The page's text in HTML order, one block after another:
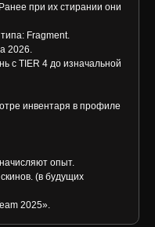
при их стирании они
Fragment.
2026.
с TIER 4 до изначальной
инвентаря в профиле
опыт.
(в будущих
2025».